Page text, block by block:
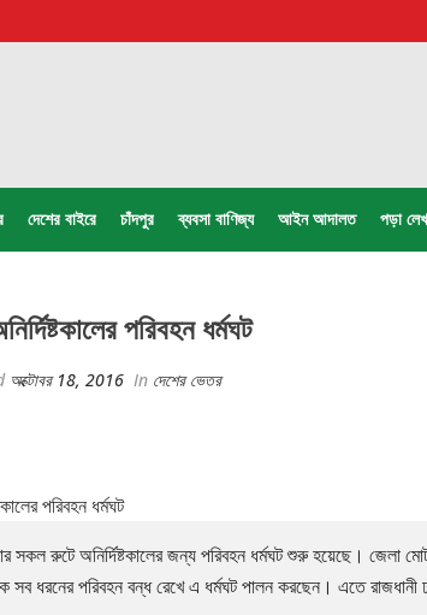
দেশের বাইরে চাঁদপুর ব্যবসা বাণিজ্য আইন আদালত পড়া
পরিবহন ধর্মঘট
অক্টোবর 18, 2016 In দেশের ভেতর
সকল রুটে অনির্দিষ্টকালের জন্য পরিবহন ধর্মঘট শুরু হয়েছে। জেলা
সব ধরনের পরিবহন বন্ধ রেখে এ ধর্মঘট পালন করছেন। এতে রাজধানী